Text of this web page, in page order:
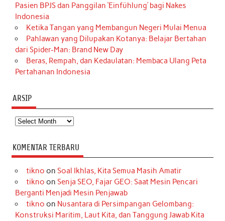
Pasien BPJS dan Panggilan ‘Einfühlung’ bagi Nakes
Indonesia
Ketika Tangan yang Membangun Negeri Mulai Menua
Pahlawan yang Dilupakan Kotanya: Belajar Bertahan
dari Spider-Man: Brand New Day
Beras, Rempah, dan Kedaulatan: Membaca Ulang Peta
Pertahanan Indonesia
ARSIP
Arsip
KOMENTAR TERBARU
tikno on Soal Ikhlas, Kita Semua Masih Amatir
tikno on Senja SEO, Fajar GEO: Saat Mesin Pencari
Berganti Menjadi Mesin Penjawab
tikno on Nusantara di Persimpangan Gelombang:
Konstruksi Maritim, Laut Kita, dan Tanggung Jawab Kita